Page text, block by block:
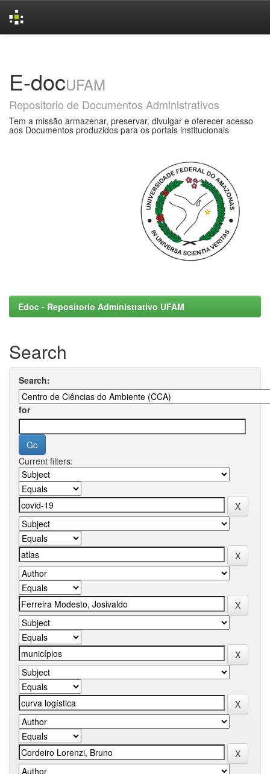
E-docUFAM
Repositorio de Documentos Administrativos
Tem a missão armazenar, preservar, divulgar e oferecer acesso
aos Documentos produzidos para os portais institucionais
Edoc - Repositorio Administrativo UFAM
Search
Search:
for
Current filters: